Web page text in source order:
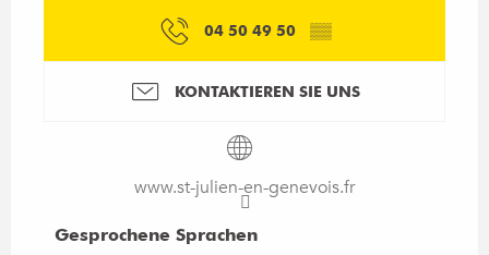
04 50 49 50 ▒▒
KONTAKTIEREN SIE UNS
www.st-julien-en-genevois.fr
Gesprochene Sprachen
Gesprochene Sprachen